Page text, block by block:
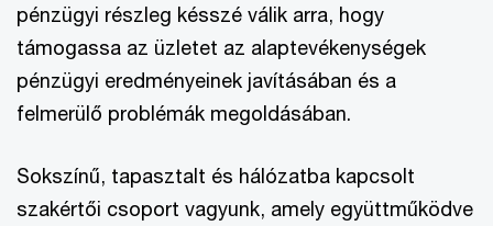
pénzügyi részleg késszé válik arra, hogy
támogassa az üzletet az alaptevékenységek
pénzügyi eredményeinek javításában és a
felmerülő problémák megoldásában.
Sokszínű, tapasztalt és hálózatba kapcsolt
szakértői csoport vagyunk, amely együttműködve